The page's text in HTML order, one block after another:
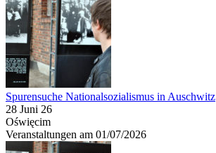
Spurensuche Nationalsozialismus in Auschwitz
28 Juni 26
Oświęcim
Veranstaltungen am 01/07/2026